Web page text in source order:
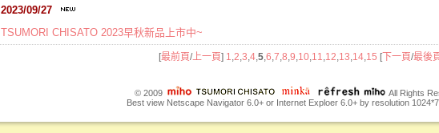
2023/09/27
TSUMORI CHISATO 2023早秋新品上市中~
[最前頁/上一頁] 1 2 3 4, 5, 6 7 8 9 10, 11 12 13 14, 15 [下一頁/最後
© 2009
All Rights
Best view Netscape Navigator 6.0+ or Internet Exploer 6.0+ by resolution